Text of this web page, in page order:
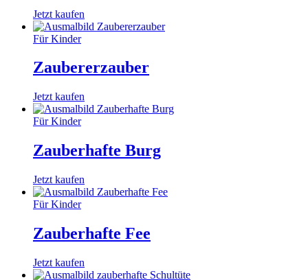
Jetzt kaufen
Für Kinder
Zaubererzauber
Jetzt kaufen
Für Kinder
Zauberhafte Burg
Jetzt kaufen
Für Kinder
Zauberhafte Fee
Jetzt kaufen